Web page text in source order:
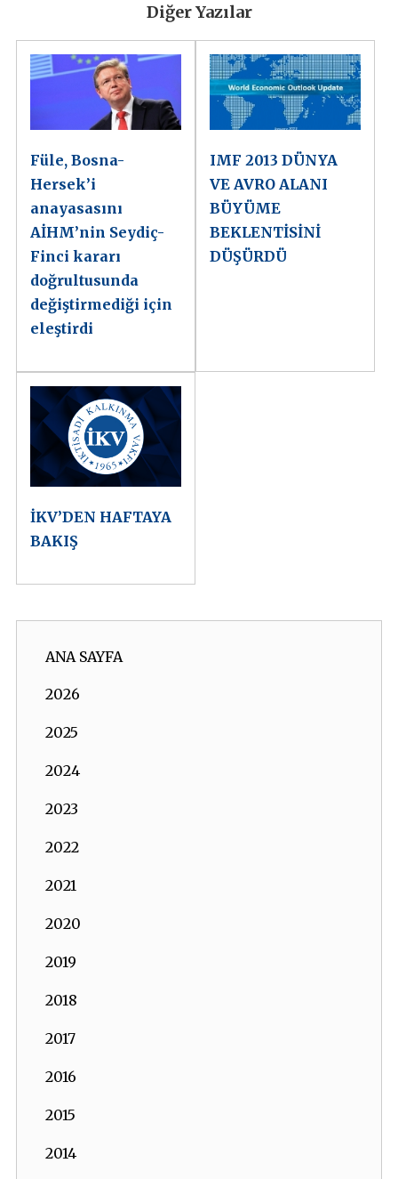
Diğer Yazılar
Füle, Bosna-
Hersek’i
anayasasını
AİHM’nin Seydiç-
Finci kararı
doğrultusunda
değiştirmediği için
eleştirdi
IMF 2013 DÜNYA
VE AVRO ALANI
BÜYÜME
BEKLENTİSİNİ
DÜŞÜRDÜ
İKV’DEN HAFTAYA
BAKIŞ
ANA SAYFA
2026
2025
2024
2023
2022
2021
2020
2019
2018
2017
2016
2015
2014